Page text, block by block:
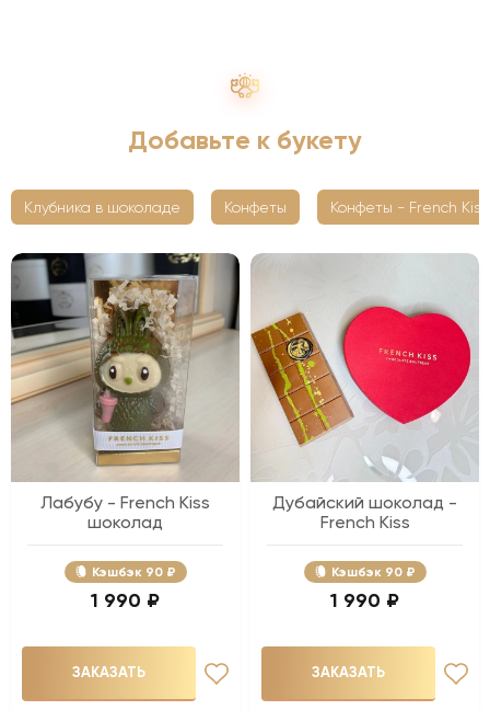
Добавьте к букету
Клубника в шоколаде Конфеты Конфеты - French Kiss
Лабубу - French Kiss
шоколад
Кэшбэк 90 ₽
1 990 ₽
ЗАКАЗАТЬ
Дубайский шоколад -
French Kiss
Кэшбэк 90 ₽
1 990 ₽
ЗАКАЗАТЬ